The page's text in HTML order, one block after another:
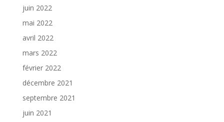
juin 2022
mai 2022
avril 2022
mars 2022
février 2022
décembre 2021
septembre 2021
juin 2021